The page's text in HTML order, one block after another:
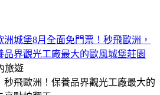
城堡8月全面免門票！秒飛歐洲，
界觀光工廠最大的歐風城堡莊園
旅遊